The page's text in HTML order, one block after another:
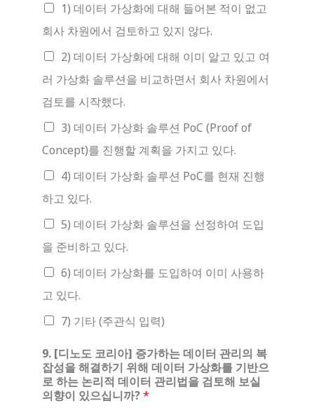
1) 데이터 가상화에 대해 들어본 적이 없고
회사 차원에서 검토하고 있지 않다.
2) 데이터 가상화에 대해 이미 알고 있고 여
러 가상화 솔루션을 비교하면서 회사 차원에서
검토를 시작했다.
3) 데이터 가상화 솔루션 PoC (Proof of
Concept)를 진행할 계획을 가지고 있다.
4) 데이터 가상화 솔루션 PoC를 현재 진행
하고 있다.
5) 데이터 가상화 솔루션을 선정하여 도입
을 준비하고 있다.
6) 데이터 가상화를 도입하여 이미 사용하
고 있다.
7) 기타 (주관식 입력)
9. [디노도 코리아] 증가하는 데이터 관리의 복
잡성을 해결하기 위해 데이터 가상화를 기반으
로 하는 논리적 데이터 관리법을 검토해 보실
의향이 있으십니까?*